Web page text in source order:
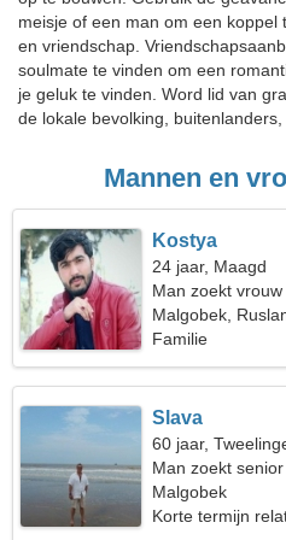
meisje of een man om een
en vriendschap.
soulmate te vinden om een
je geluk te vinden. Word lid van
de lokale bevolking, buitenlanders,
Mannen en
Kostya
24 jaar, Maagd
Man zoekt vrouw
Malgobek,
Familie
Slava
60 jaar,
Man zoekt
Malgobek
Korte termijn